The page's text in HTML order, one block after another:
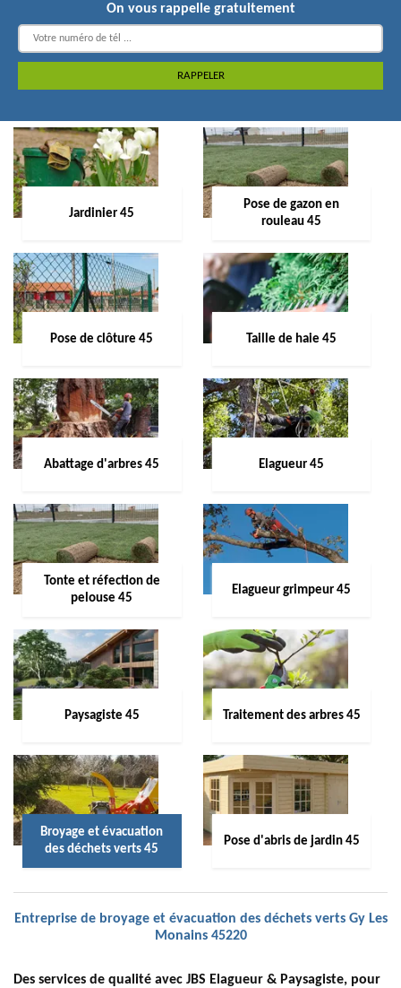
On vous rappelle gratuitement
Jardinier 45
Pose de gazon en
rouleau 45
Pose de clôture 45 Taille de haie 45
Abattage d'arbres 45 Elagueur 45
Tonte et réfection de
pelouse 45
Elagueur grimpeur 45
Paysagiste 45 Traitement des arbres 45
Broyage et évacuation
des déchets verts 45
Pose d'abris de jardin 45
Entreprise de broyage et évacuation des déchets verts Gy Les
Monains 45220
Des services de qualité avec JBS Elagueur & Paysagiste, pour